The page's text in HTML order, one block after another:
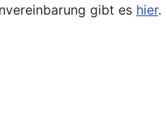
gibt es hier.